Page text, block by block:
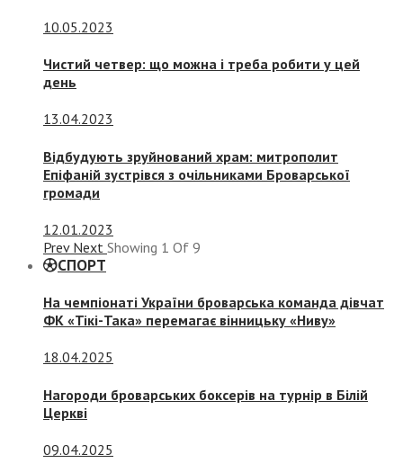
10.05.2023
Чистий четвер: що можна і треба робити у цей
день
13.04.2023
Відбудують зруйнований храм: митрополит
Епіфаній зустрівся з очільниками Броварської
громади
12.01.2023
Prev Next Showing 1 Of 9
СПОРТ
На чемпіонаті України броварська команда дівчат
ФК «Тікі-Така» перемагає вінницьку «Ниву»
18.04.2025
Нагороди броварських боксерів на турнір в Білій
Церкві
09.04.2025